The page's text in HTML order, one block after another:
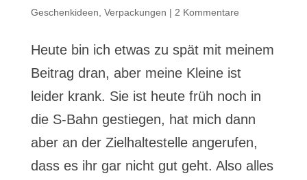
Geschenkideen Verpackungen | 2 Kommentare
Heute bin ich etwas zu spät mit meinem
Beitrag dran, aber meine Kleine ist
leider krank. Sie ist heute früh noch in
die S-Bahn gestiegen, hat mich dann
aber an der Zielhaltestelle angerufen,
dass es ihr gar nicht gut geht. Also alles